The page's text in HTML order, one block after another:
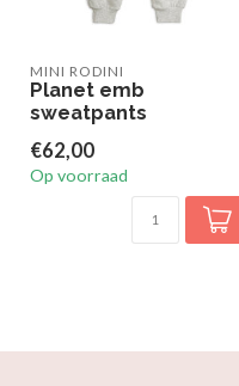
MINI RODINI
Planet emb
sweatpants
€62,00
Op voorraad